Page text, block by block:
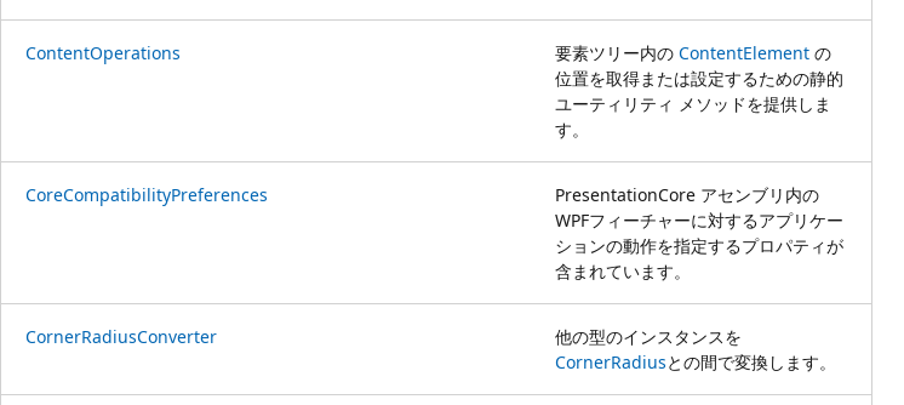
ContentOperations 要素ツリー内の ContentElement の
位置を取得または設定するための静的
ユーティリティ メソッドを提供しま
す。
CoreCompatibilityPreferences
PresentationCore アセンブリ内の
WPFフィーチャーに対するアプリケー
ションの動作を指定するプロパティが
含まれています。
CornerRadiusConverter
他の型のインスタンスを
CornerRadiusとの間で変換します。